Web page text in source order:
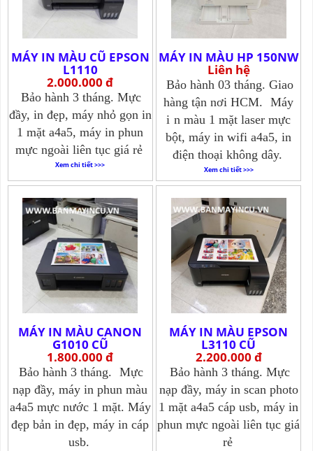
MÁY IN MÀU CŨ EPSON
L1110
2.000.000 đ
Bảo hành 3 tháng. Mực
đầy, in đẹp, máy nhỏ gọn in
1 mặt a4a5, máy in phun
mực ngoài liên tục giá rẻ
Xem chi tiết >>>
MÁY IN MÀU HP 150NW
Liên hệ
Bảo hành 03 tháng. Giao
hàng tận nơi HCM.
Máy
i n màu 1 mặt laser mực
bột, máy in wifi a4a5, in
điện thoại không dây.
Xem chi tiết >>>
MÁY IN MÀU CANON
G1010 CŨ
1.800.000 đ
Bảo hành 3 tháng.
Mực
nạp đầy, máy in phun màu
a4a5 mực nước 1 mặt. Máy
đẹp bản in đẹp, máy in cáp
usb.
MÁY IN MÀU EPSON
L3110 CŨ
2.200.000 đ
Bảo hành 3 tháng. Mực
nạp đầy, máy in scan photo
1 mặt a4a5 cáp usb, máy in
phun mực ngoài liên tục giá
rẻ